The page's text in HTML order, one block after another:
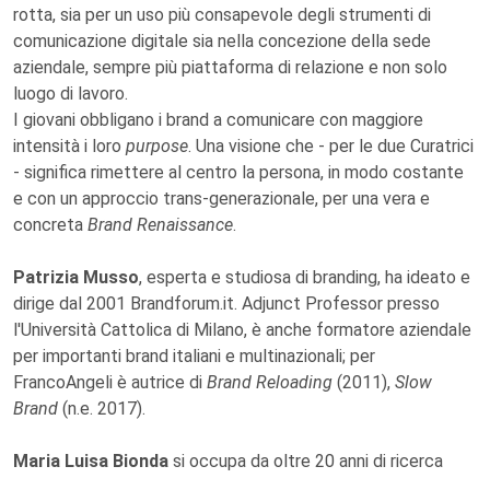
rotta, sia per un uso più consapevole degli strumenti di
comunicazione digitale sia nella concezione della sede
aziendale, sempre più piattaforma di relazione e non solo
luogo di lavoro.
I giovani obbligano i brand a comunicare con maggiore
intensità i loro purpose. Una visione che - per le due Curatrici
- significa rimettere al centro la persona, in modo costante
e con un approccio trans-generazionale, per una vera e
concreta Brand Renaissance.
Patrizia Musso, esperta e studiosa di branding, ha ideato e
dirige dal 2001 Brandforum.it. Adjunct Professor presso
l'Università Cattolica di Milano, è anche formatore aziendale
per importanti brand italiani e multinazionali; per
FrancoAngeli è autrice di Brand Reloading (2011), Slow
Brand (n.e. 2017).
Maria Luisa Bionda si occupa da oltre 20 anni di ricerca